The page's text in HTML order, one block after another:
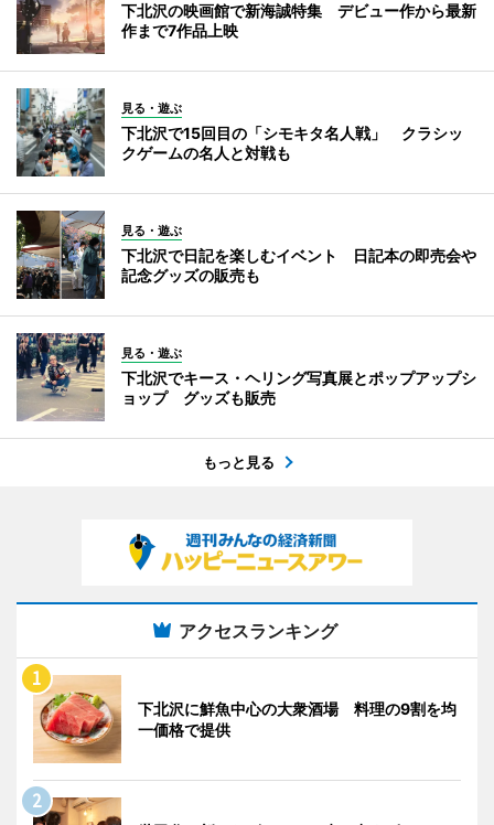
下北沢の映画館で新海誠特集 デビュー作から最新
作まで7作品上映
見る・遊ぶ
下北沢で15回目の「シモキタ名人戦」 クラシッ
クゲームの名人と対戦も
見る・遊ぶ
下北沢で日記を楽しむイベント 日記本の即売会や
記念グッズの販売も
見る・遊ぶ
下北沢でキース・ヘリング写真展とポップアップシ
ョップ グッズも販売
もっと見る
アクセスランキング
下北沢に鮮魚中心の大衆酒場 料理の9割を均
一価格で提供